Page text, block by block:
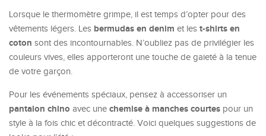
Lorsque le thermomètre grimpe, il est temps d’opter pour des
vêtements légers. Les bermudas en denim et les t-shirts en
coton sont des incontournables. N’oubliez pas de privilégier les
couleurs vives, elles apporteront une touche de gaieté à la tenue
de votre garçon.
Pour les événements spéciaux, pensez à accessoriser un
pantalon chino avec une chemise à manches courtes pour un
style à la fois chic et décontracté. Voici quelques suggestions de